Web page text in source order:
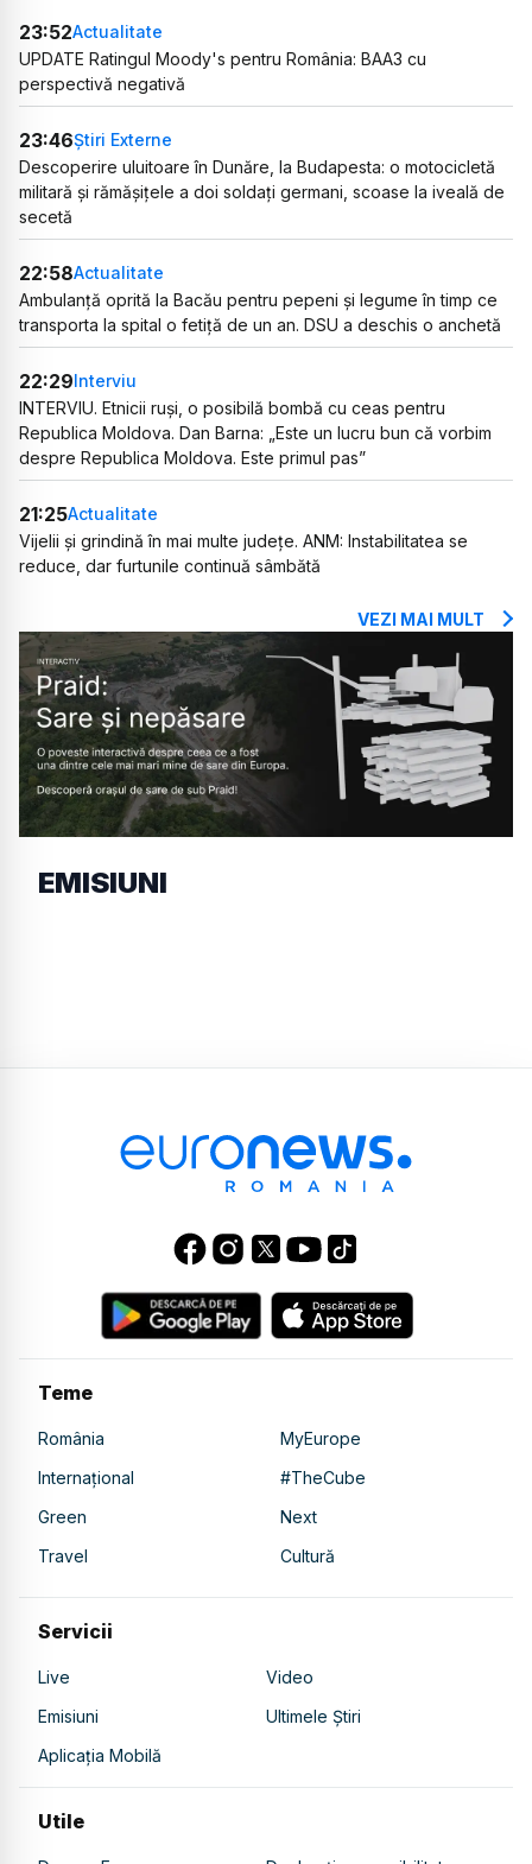
23:52Actualitate
UPDATE Ratingul Moody's pentru România: BAA3 cu
perspectivă negativă
23:46Știri Externe
Descoperire uluitoare în Dunăre, la Budapesta: o motocicletă
militară și rămășițele a doi soldați germani, scoase la iveală de
secetă
22:58Actualitate
Ambulanță oprită la Bacău pentru pepeni și legume în timp ce
transporta la spital o fetiță de un an. DSU a deschis o anchetă
22:29Interviu
INTERVIU. Etnicii ruși, o posibilă bombă cu ceas pentru
Republica Moldova. Dan Barna: „Este un lucru bun că vorbim
despre Republica Moldova. Este primul pas”
21:25Actualitate
Vijelii și grindină în mai multe județe. ANM: Instabilitatea se
reduce, dar furtunile continuă sâmbătă
VEZI MAI MULT
EMISIUNI
Teme
România
MyEurope
Internațional
#TheCube
Green
Next
Travel
Cultură
Servicii
Live
Video
Emisiuni
Ultimele Știri
Aplicația Mobilă
Utile